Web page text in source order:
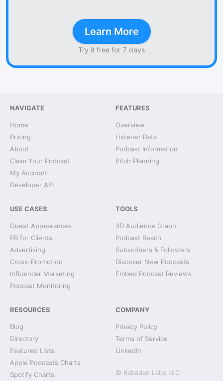
Learn More
Try it free for 7 days
NAVIGATE
Home
Pricing
About
Claim Your Podcast
My Account
Developer API
FEATURES
Overview
Listener Data
Podcast Information
Pitch Planning
USE CASES
Guest Appearances
PR for Clients
Advertising
Cross-Promotion
Influencer Marketing
Podcast Monitoring
TOOLS
3D Audience Graph
Podcast Reach
Subscribers & Followers
Discover New Podcasts
Embed Podcast Reviews
RESOURCES
Blog
Directory
Featured Lists
Apple Podcasts Charts
Spotify Charts
COMPANY
Privacy Policy
Terms of Service
LinkedIn
© Babadan Labs LLC